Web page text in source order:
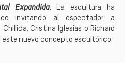
Expandida. La escultura ha
invitando al espectador a
Cristina Iglesias o Richard
este nuevo concepto escultórico.